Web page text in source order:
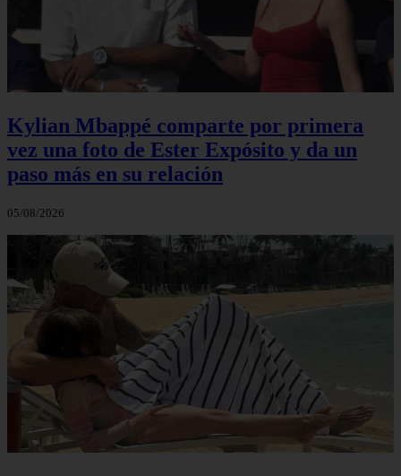
Kylian Mbappé comparte por primera
vez una foto de Ester Expósito y da un
paso más en su relación
05/08/2026